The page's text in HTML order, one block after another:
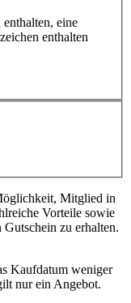
enthalten, eine
enthalten
Mitglied in
Vorteile sowie
Gutschein zu erhalten.
Kaufdatum weniger
nur ein Angebot.